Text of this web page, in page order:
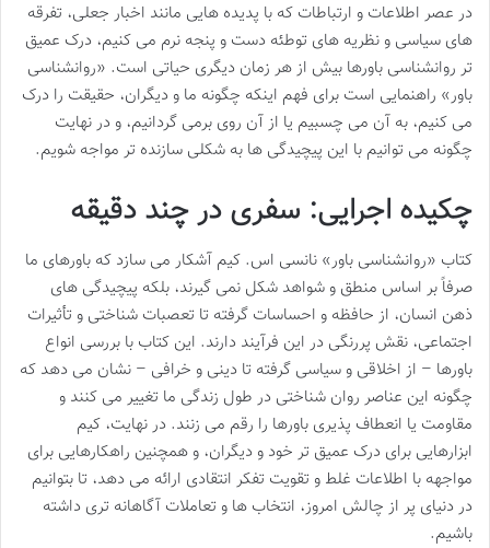
در عصر اطلاعات و ارتباطات که با پدیده هایی مانند اخبار جعلی، تفرقه
های سیاسی و نظریه های توطئه دست و پنجه نرم می کنیم، درک عمیق
تر روانشناسی باورها بیش از هر زمان دیگری حیاتی است. «روانشناسی
باور» راهنمایی است برای فهم اینکه چگونه ما و دیگران، حقیقت را درک
می کنیم، به آن می چسبیم یا از آن روی برمی گردانیم، و در نهایت
چگونه می توانیم با این پیچیدگی ها به شکلی سازنده تر مواجه شویم.
چکیده اجرایی: سفری در چند دقیقه
کتاب «روانشناسی باور» نانسی اس. کیم آشکار می سازد که باورهای ما
صرفاً بر اساس منطق و شواهد شکل نمی گیرند، بلکه پیچیدگی های
ذهن انسان، از حافظه و احساسات گرفته تا تعصبات شناختی و تأثیرات
اجتماعی، نقش پررنگی در این فرآیند دارند. این کتاب با بررسی انواع
باورها – از اخلاقی و سیاسی گرفته تا دینی و خرافی – نشان می دهد که
چگونه این عناصر روان شناختی در طول زندگی ما تغییر می کنند و
مقاومت یا انعطاف پذیری باورها را رقم می زنند. در نهایت، کیم
ابزارهایی برای درک عمیق تر خود و دیگران، و همچنین راهکارهایی برای
مواجهه با اطلاعات غلط و تقویت تفکر انتقادی ارائه می دهد، تا بتوانیم
در دنیای پر از چالش امروز، انتخاب ها و تعاملات آگاهانه تری داشته
باشیم.